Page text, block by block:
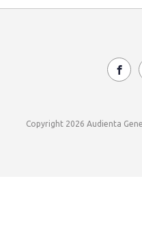
Copyright 2026 Audienta